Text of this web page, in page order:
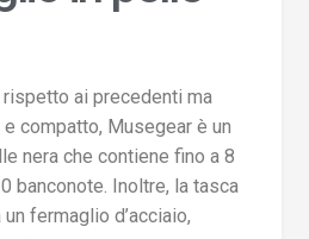
ai precedenti ma
compatto, Musegear è un
nera che contiene fino a 8
banconote. Inoltre, la tasca
fermaglio d’acciaio,